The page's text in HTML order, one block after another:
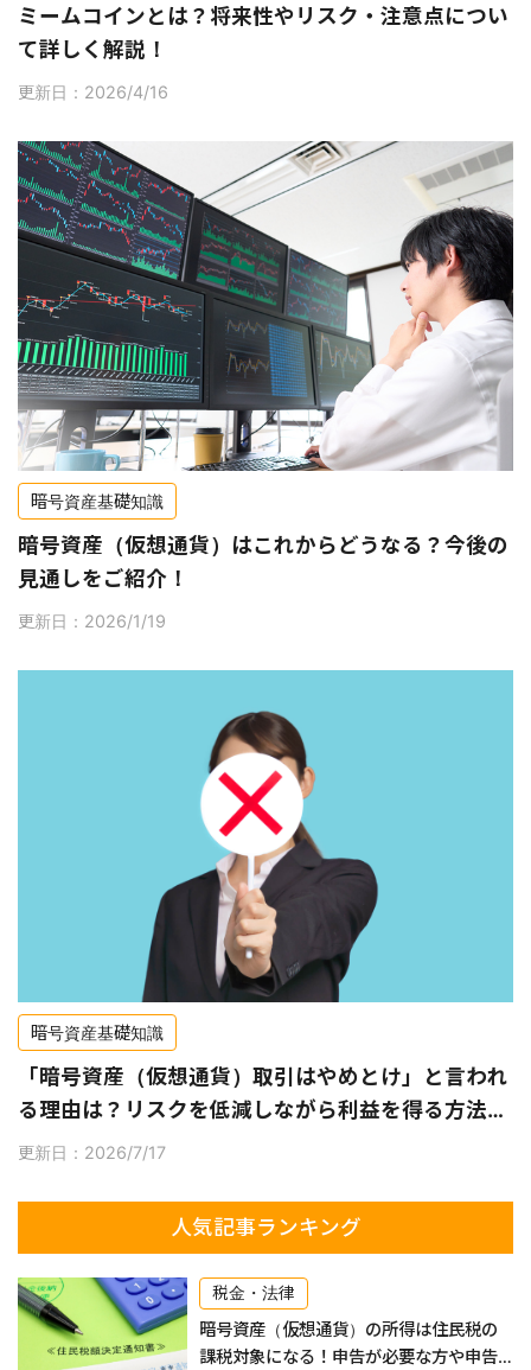
ミームコインとは？将来性やリスク・注意点につい
て詳しく解説！
更新日：2026/4/16
暗号資産基礎知識
暗号資産（仮想通貨）はこれからどうなる？今後の
見通しをご紹介！
更新日：2026/1/19
暗号資産基礎知識
「暗号資産（仮想通貨）取引はやめとけ」と言われ
る理由は？リスクを低減しながら利益を得る方法な
ども紹介！
更新日：2026/7/17
人気記事ランキング
税金・法律
暗号資産（仮想通貨）の所得は住民税の
課税対象になる！申告が必要な方や申告